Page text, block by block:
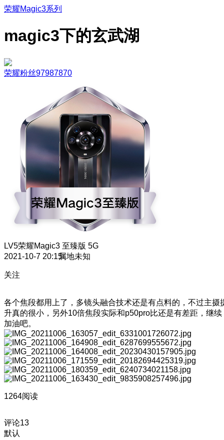
荣耀Magic3系列
magic3下的玄武湖
荣耀粉丝97987870
LV5荣耀Magic3 至臻版 5G
2021-10-7 20:15属地未知
关注
各个焦段都用上了，多镜头融合技术还是有点料的，不过主摄
升真的很小，另外10倍焦段实际和p50pro比还是有差距，继续
加油吧。
1264阅读
评论13
默认